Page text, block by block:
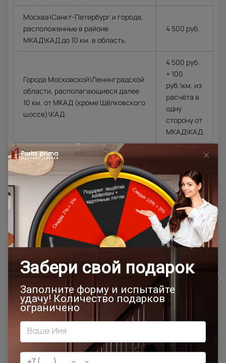
Москва\Санкт-Петербург и города,
расположенные в районе
МКАД\КАД до 10 км. в область.
4 500 руб.
Города Московской\Ленинградской
области, располагающиеся далее
10 км. от МКАД (кроме Щёлковского
шоссе)\КАД
4 500 руб.
+ 100
руб.\км. из
расчёта в
одну
сторону от
МКАД\КАД
Доставка в регионы осуществляется по тарифам нашего
дилера в данном регионе или, при заказе через запрос с
сайта, отдельно рассчитывается менеджером интернет-
магазина.
Подробная информация о доставке
Товар относится к категориям:
Стильные современные межкомнатные двери
600x2000
700x1900
900x2000
800х1950 800x2000 900x2200 1000x2100
700x2200 Двери межкомнатные 1000х2000 мм
900x1900 800x2100 900x2300 900x2400
1200x2000 Шампань
Высота 190